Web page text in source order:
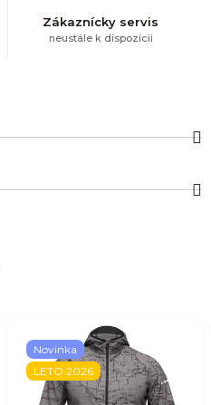
Zákaznícky servis
neustále k dispozícii
Novinka
LETO 2026